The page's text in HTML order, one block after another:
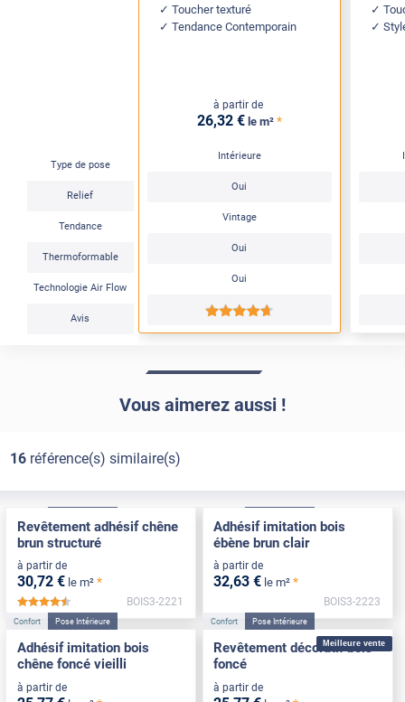
Type de pose
Relief
Tendance
Thermoformable
Technologie Air Flow
Avis
Toucher texturé
Tendance Contemporain
à partir de
26,32 € le m² *
Intérieure
Oui
Vintage
Oui
Oui
*****
Vous aimerez aussi !
16référence(s) similaire(s)
Revêtement adhésif chêne
brun structuré
à partir de
30,72 € le m² *
*****
BOIS3-2221
Adhésif imitation bois
ébène brun clair
à partir de
32,63 € le m² *
BOIS3-2223
Confort Pose Intérieure
Adhésif imitation bois
chêne foncé vieilli
à partir de
Meilleure vente
Confort Pose Intérieure
Revêtement décoratif bois
foncé
à partir de